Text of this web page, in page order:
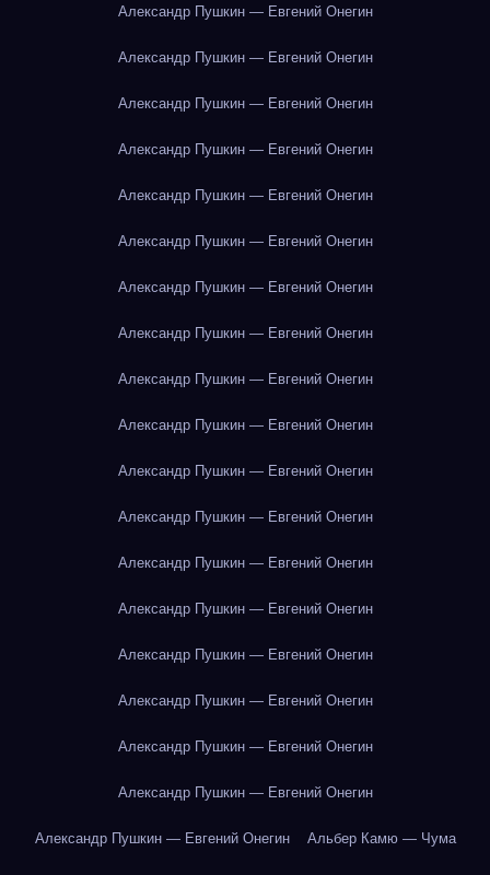
Александр Пушкин — Евгений Онегин
Александр Пушкин — Евгений Онегин
Александр Пушкин — Евгений Онегин
Александр Пушкин — Евгений Онегин
Александр Пушкин — Евгений Онегин
Александр Пушкин — Евгений Онегин
Александр Пушкин — Евгений Онегин
Александр Пушкин — Евгений Онегин
Александр Пушкин — Евгений Онегин
Александр Пушкин — Евгений Онегин
Александр Пушкин — Евгений Онегин
Александр Пушкин — Евгений Онегин
Александр Пушкин — Евгений Онегин
Александр Пушкин — Евгений Онегин
Александр Пушкин — Евгений Онегин
Александр Пушкин — Евгений Онегин
Александр Пушкин — Евгений Онегин
Александр Пушкин — Евгений Онегин
Александр Пушкин — Евгений Онегин Альбер Камю — Чума